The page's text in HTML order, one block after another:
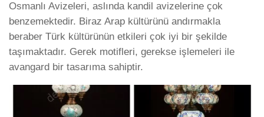
Osmanlı Avizeleri, aslında kandil avizelerine çok
benzemektedir. Biraz Arap kültürünü andırmakla
beraber Türk kültürünün etkileri çok iyi bir şekilde
taşımaktadır. Gerek motifleri, gerekse işlemeleri ile
avangard bir tasarıma sahiptir.